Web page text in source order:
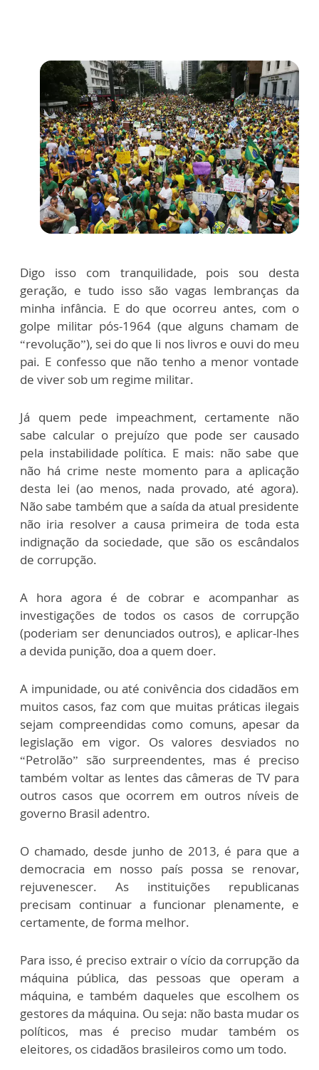
Digo isso com tranquilidade, pois sou desta
geração, e tudo isso são vagas lembranças da
minha infância. E do que ocorreu antes, com o
golpe militar pós-1964 (que alguns chamam de
“revolução”), sei do que li nos livros e ouvi do meu
pai. E confesso que não tenho a menor vontade
de viver sob um regime militar.
Já quem pede impeachment, certamente não
sabe calcular o prejuízo que pode ser causado
pela instabilidade política. E mais: não sabe que
não há crime neste momento para a aplicação
desta lei (ao menos, nada provado, até agora).
Não sabe também que a saída da atual presidente
não iria resolver a causa primeira de toda esta
indignação da sociedade, que são os escândalos
de corrupção.
A hora agora é de cobrar e acompanhar as
investigações de todos os casos de corrupção
(poderiam ser denunciados outros), e aplicar-lhes
a devida punição, doa a quem doer.
A impunidade, ou até conivência dos cidadãos em
muitos casos, faz com que muitas práticas ilegais
sejam compreendidas como comuns, apesar da
legislação em vigor. Os valores desviados no
“Petrolão” são surpreendentes, mas é preciso
também voltar as lentes das câmeras de TV para
outros casos que ocorrem em outros níveis de
governo Brasil adentro.
O chamado, desde junho de 2013, é para que a
democracia em nosso país possa se renovar,
rejuvenescer. As instituições republicanas
precisam continuar a funcionar plenamente, e
certamente, de forma melhor.
Para isso, é preciso extrair o vício da corrupção da
máquina pública, das pessoas que operam a
máquina, e também daqueles que escolhem os
gestores da máquina. Ou seja: não basta mudar os
políticos, mas é preciso mudar também os
eleitores, os cidadãos brasileiros como um todo.